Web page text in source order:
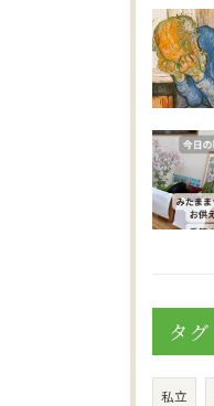
タグ
私立